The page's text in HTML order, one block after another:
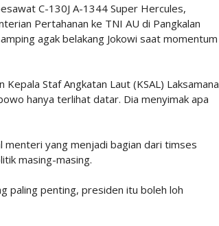
C-130J A-1344 Super Hercules,
Pertahanan ke TNI AU di Pangkalan
agak belakang Jokowi saat momentum
Staf Angkatan Laut (KSAL) Laksamana
hanya terlihat datar. Dia menyimak apa
menteri yang menjadi bagian dari timses
masing-masing.
paling penting, presiden itu boleh loh